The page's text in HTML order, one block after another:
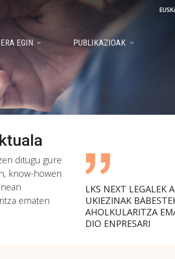
EGIN PUBLIKAZIOAK
ditugu gure
know-howen
ematen
LKS NEXT LEGALEK
UKIEZINAK
AHOLKULARITZA
DIO ENPRESARI